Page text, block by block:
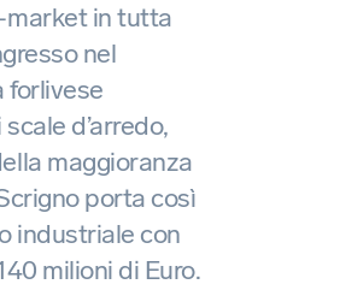
market in tutta
nel
forlivese
d’arredo,
maggioranza
porta così
industriale con
milioni di Euro.